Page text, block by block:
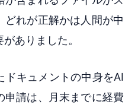
どれが正解かは人間が中
ありました。
ドキュメントの中身をAI
申請は、月末までに経費